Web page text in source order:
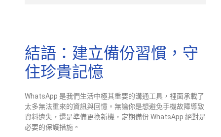
結語：建立備份習慣，守
住珍貴記憶
WhatsApp 是我們生活中極其重要的溝通工具，裡面承載了
太多無法重來的資訊與回憶。無論你是想避免手機故障導致
資料遺失，還是準備更換新機，定期備份 WhatsApp 絕對是
必要的保護措施。